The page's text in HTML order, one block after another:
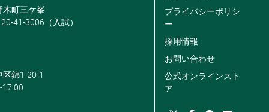
木町三ケ峯
41-3006（入試）
錦1-20-1
17:00
プライバシーポリシ
ー
採用情報
お問い合わせ
公式オンラインスト
ア